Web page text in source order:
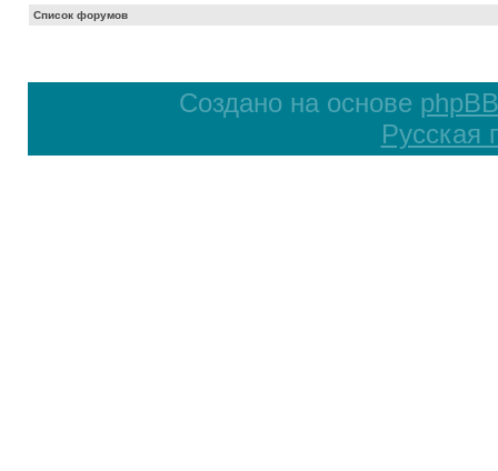
Список форумов
Создано на основе phpBB
Русская